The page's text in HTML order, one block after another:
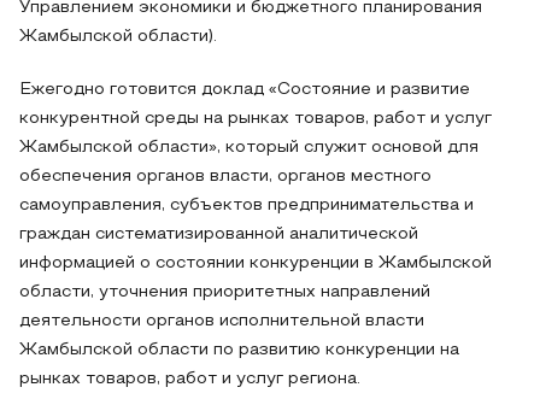
Управлением экономики и бюджетного планирования
Жамбылской области).
Ежегодно готовится доклад «Состояние и развитие
конкурентной среды на рынках товаров, работ и услуг
Жамбылской области», который служит основой для
обеспечения органов власти, органов местного
самоуправления, субъектов предпринимательства и
граждан систематизированной аналитической
информацией о состоянии конкуренции в Жамбылской
области, уточнения приоритетных направлений
деятельности органов исполнительной власти
Жамбылской области по развитию конкуренции на
рынках товаров, работ и услуг региона.